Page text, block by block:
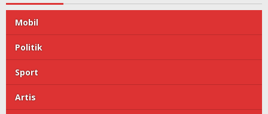
Mobil
Politik
Sport
Artis